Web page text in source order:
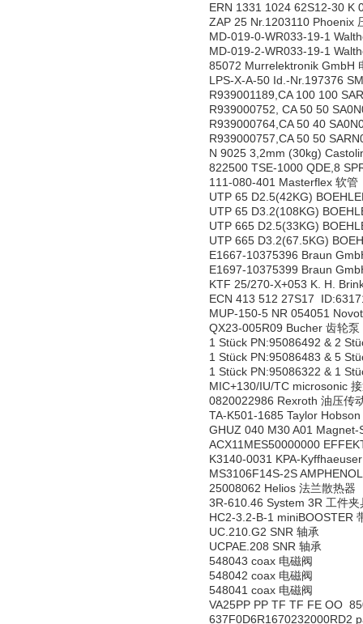
ERN 1331 1024 62S12-30 K
ZAP 25 Nr.1203110 Phoenix
MD-019-0-WR033-19-1
MD-019-2-WR033-19-1
85072 Murrelektronik GmbH
LPS-X-A-50 Id.-Nr.197376
R939001189,CA 100 100
R939000752, CA 50 50
R939000764,CA 50 40
R939000757,CA 50 50
N 9025 3,2mm (30kg)
822500 TSE-1000 QDE,8
111-080-401 Masterflex 软管
UTP 65 D2.5(42KG)
UTP 65 D3.2(108KG)
UTP 665 D2.5(33KG)
UTP 665 D3.2(67.5KG)
E1667-10375396 Braun
E1697-10375399 Braun
KTF 25/270-X+053 K. H.
ECN 413 512 27S17
MUP-150-5 NR 054051
QX23-005R09 Bucher 齿轮泵
1 Stück PN:95086492 & 2
1 Stück PN:95086483 & 5
1 Stück PN:95086322 & 1
MIC+130/IU/TC microsonic
0820022986 Rexroth 油压传
TA-K501-1685 Taylor
GHUZ 040 M30 A01 Magnet-
ACX11MES50000000
K3140-0031 KPA-
MS3106F14S-2S
25008062 Helios 法兰散热器
3R-610.46 System 3R 工件夹
HC2-3.2-B-1 miniBOOSTER
UC.210.G2 SNR 轴承
UCPAE.208 SNR 轴承
548043 coax 电磁阀
548042 coax 电磁阀
548041 coax 电磁阀
VA25PP PP TF TF FE OO
637F0D6R1670232000RD2